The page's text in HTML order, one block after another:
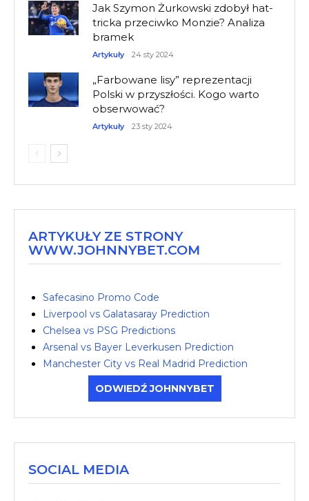
Jak Szymon Żurkowski zdobył hat-
tricka przeciwko Monzie? Analiza
bramek
Artykuły 24 sty 2024
„Farbowane lisy” reprezentacji
Polski w przyszłości. Kogo warto
obserwować?
Artykuły 23 sty 2024
ARTYKUŁY ZE STRONY
WWW.JOHNNYBET.COM
Safecasino Promo Code
Liverpool vs Galatasaray Prediction
Chelsea vs PSG Predictions
Arsenal vs Bayer Leverkusen Prediction
Manchester City vs Real Madrid Prediction
ODWIEDŹ JOHNNYBET
SOCIAL MEDIA